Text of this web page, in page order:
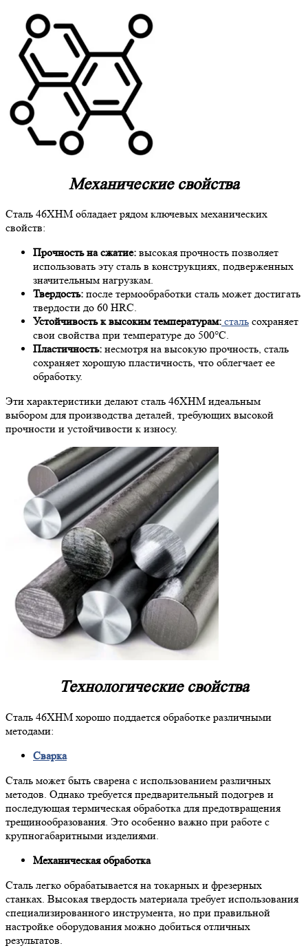
Механические свойства
Сталь 46ХНМ обладает рядом ключевых механических
свойств:
Прочность на сжатие: высокая прочность позволяет
использовать эту сталь в конструкциях, подверженных
значительным нагрузкам.
Твердость: после термообработки сталь может достигать
твердости до 60 HRC.
Устойчивость к высоким температурам: сталь сохраняет
свои свойства при температуре до 500°C.
Пластичность: несмотря на высокую прочность, сталь
сохраняет хорошую пластичность, что облегчает ее
обработку.
Эти характеристики делают сталь 46ХНМ идеальным
выбором для производства деталей, требующих высокой
прочности и устойчивости к износу.
Технологические свойства
Сталь 46ХНМ хорошо поддается обработке различными
методами:
Сварка
Сталь может быть сварена с использованием различных
методов. Однако требуется предварительный подогрев и
последующая термическая обработка для предотвращения
трещинообразования. Это особенно важно при работе с
крупногабаритными изделиями.
Механическая обработка
Сталь легко обрабатывается на токарных и фрезерных
станках. Высокая твердость материала требует использования
специализированного инструмента, но при правильной
настройке оборудования можно добиться отличных
результатов.